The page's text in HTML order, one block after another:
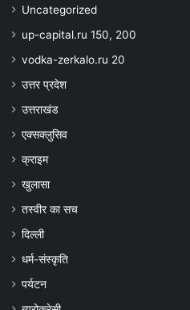
Uncategorized
up-capital.ru 150, 200
vodka-zerkalo.ru 20
उत्तर प्रदेश
उत्तराखंड
एक्सक्लुसिव
क्राइम
खुलासा
तस्वीर का सच
दिल्ली
धर्म-संस्कृति
पर्यटन